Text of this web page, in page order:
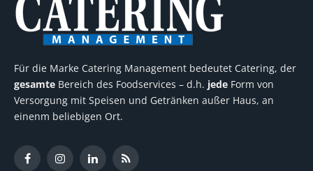
Für die Marke Catering Management bedeutet Catering, der
gesamte Bereich des Foodservices – d.h. jede Form von
Versorgung mit Speisen und Getränken außer Haus, an
einenm beliebigen Ort.
FacebookInstagramLinkedInRSS